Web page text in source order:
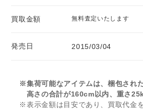
買取金額 無料査定いたします
発売日 2015/03/04
※集荷可能なアイテムは、梱包され
高さの合計が160cm以内、重さ
※表示金額は目安であり、買取代金